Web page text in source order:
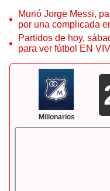
Murió Jorge Messi,
por una complicada
Partidos de hoy,
para ver fútbol EN
Millonarios